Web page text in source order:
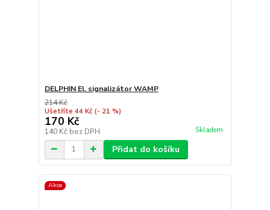
DELPHIN El. signalizátor WAMP
214 Kč
Ušetříte 44 Kč (- 21 %)
170 Kč
140 Kč bez DPH Skladem
Přidat do košíku
Akce